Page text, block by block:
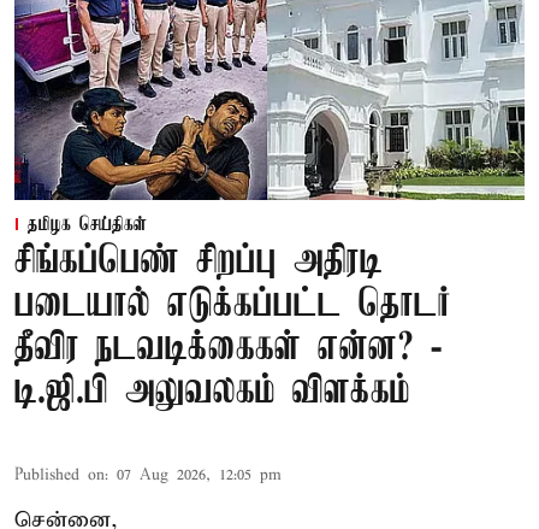
தமிழக செய்திகள்
சிங்கப்பெண் சிறப்பு அதிரடி
படையால் எடுக்கப்பட்ட தொடர்
தீவிர நடவடிக்கைகள் என்ன? -
டி.ஜி.பி அலுவலகம் விளக்கம்
Published on: 07 Aug 2026, 12:05 pm
சென்னை,